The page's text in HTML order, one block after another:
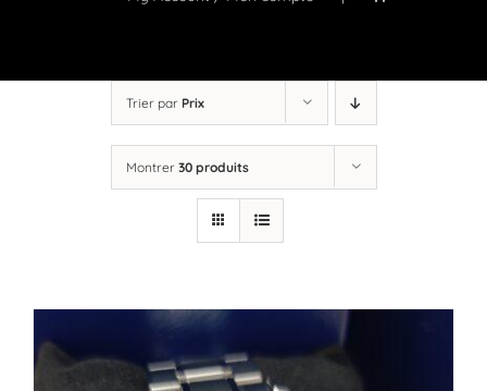
Trier par Prix
Montrer 30 produits